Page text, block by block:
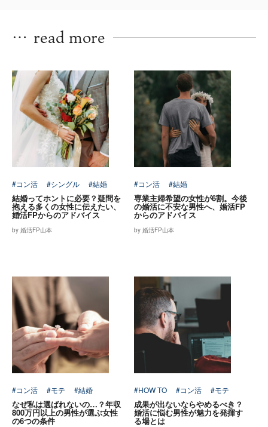
… read more
#コン活 #シングル #結婚
結婚ってホントに必要？疑問を
抱える多くの女性に伝えたい、
婚活FPからのアドバイス
by 婚活FP山本
#コン活 #結婚
専業主婦希望の女性が6割。今後
の婚活に不安な男性へ、婚活FP
からのアドバイス
by 婚活FP山本
#コン活 #モテ #結婚
なぜ私は選ばれないの…？年収
800万円以上の男性が選ぶ女性
の6つの条件
#HOW TO #コン活 #モテ
成果が出ないならやめるべき？
婚活に悩む男性が魅力を発揮す
る場とは